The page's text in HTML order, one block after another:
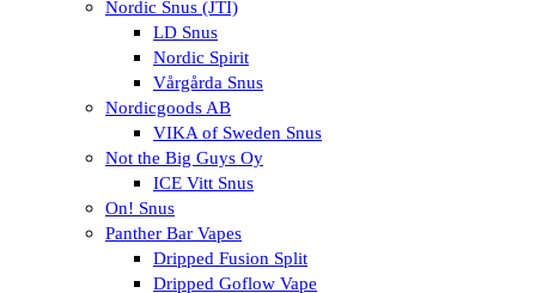
Nordic Snus (JTI)
LD Snus
Nordic Spirit
Vårgårda Snus
Nordicgoods AB
VIKA of Sweden Snus
Not the Big Guys Oy
ICE Vitt Snus
On! Snus
Panther Bar Vapes
Dripped Fusion Split
Dripped Goflow Vape